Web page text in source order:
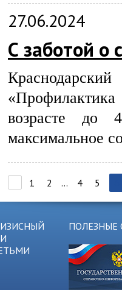
27.06.2024
С заботой о
возрасте до
максимальное
1 2 ... 4 5
ПОЛЕЗНЫЕ